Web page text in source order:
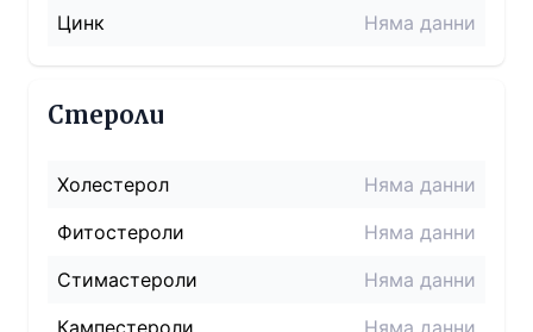
Цинк
Няма данни
Стероли
Холестерол
Няма данни
Фитостероли
Няма данни
Стимастероли
Няма данни
Кампестероли
Няма данни